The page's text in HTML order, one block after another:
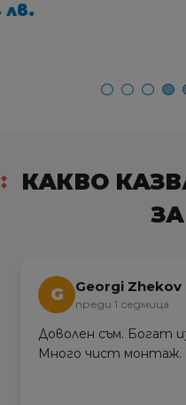
1768.07 лв.
КАКВО
G Georgi Zhekov
преди 1 седмица
Доволен съм. Богат
Много чист монтаж.